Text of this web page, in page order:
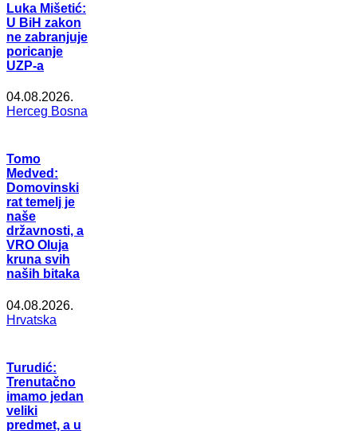
Luka Mišetić:
U BiH zakon
ne zabranjuje
poricanje
UZP-a
04.08.2026.
Herceg Bosna
Tomo
Medved:
Domovinski
rat temelj je
naše
državnosti, a
VRO Oluja
kruna svih
naših bitaka
04.08.2026.
Hrvatska
Turudić:
Trenutačno
imamo jedan
veliki
predmet, a u